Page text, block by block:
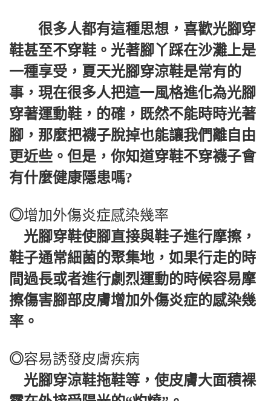
很多人都有這種思想，喜歡光腳穿
鞋甚至不穿鞋。光著腳丫踩在沙灘上是
一種享受，夏天光腳穿涼鞋是常有的
事，現在很多人把這一風格進化為光腳
穿著運動鞋，的確，既然不能時時光著
腳，那麼把襪子脫掉也能讓我們離自由
更近些。但是，你知道穿鞋不穿襪子會
有什麼健康隱患嗎?
◎增加外傷炎症感染幾率
光腳穿鞋使腳直接與鞋子進行摩擦，
鞋子通常細菌的聚集地，如果行走的時
間過長或者進行劇烈運動的時候容易摩
擦傷害腳部皮膚增加外傷炎症的感染幾
率。
◎容易誘發皮膚疾病
光腳穿涼鞋拖鞋等，使皮膚大面積裸